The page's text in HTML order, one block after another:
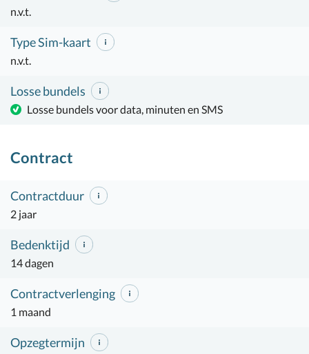
n.v.t.
Type Sim-kaart
n.v.t.
Losse bundels
Losse bundels voor data, minuten en SMS
Contract
Contractduur
2 jaar
Bedenktijd
14 dagen
Contractverlenging
1 maand
Opzegtermijn